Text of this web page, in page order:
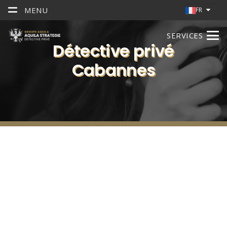
MENU FR
SERVICES
Détective privé
Cabannes